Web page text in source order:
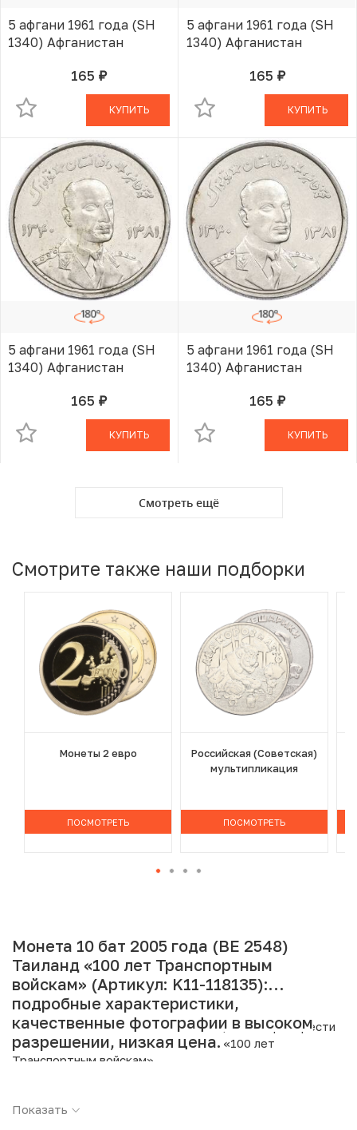
5 афгани 1961 года (SH
1340) Афганистан
165 руб.В КОРЗИНЕ
КУПИТЬ
5 афгани 1961 года (SH
1340) Афганистан
165 руб.В КОРЗИНЕ
КУПИТЬ
5 афгани 1961 года (SH
1340) Афганистан
165 руб.В КОРЗИНЕ
КУПИТЬ
5 афгани 1961 года (SH
1340) Афганистан
165 руб.В КОРЗИНЕ
КУПИТЬ
Смотреть ещё
Смотрите также наши подборки
Монеты 2 евро
ПОСМОТРЕТЬ
Российская (Советская)
мультипликация
ПОСМОТРЕТЬ
Монета 10 бат 2005 года (BE 2548)
Таиланд «100 лет Транспортным
войскам» (Артикул: K11-118135):
подробные характеристики,
качественные фотографии в высоком
разрешении, низкая цена.
Интернет магазин «Нумизмат» предлагает приобрести
10 бат 2005 года (BE 2548) Таиланд «100 лет
Транспортным войскам».
Показать